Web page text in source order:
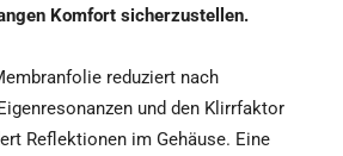
Komfort sicherzustellen.
reduziert nach
und den Klirrfaktor
Reflektionen im Gehäuse. Eine